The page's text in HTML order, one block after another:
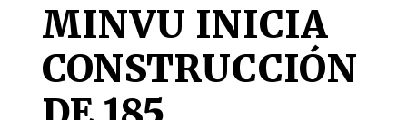
MINVU INICIA
CONSTRUCCIÓN